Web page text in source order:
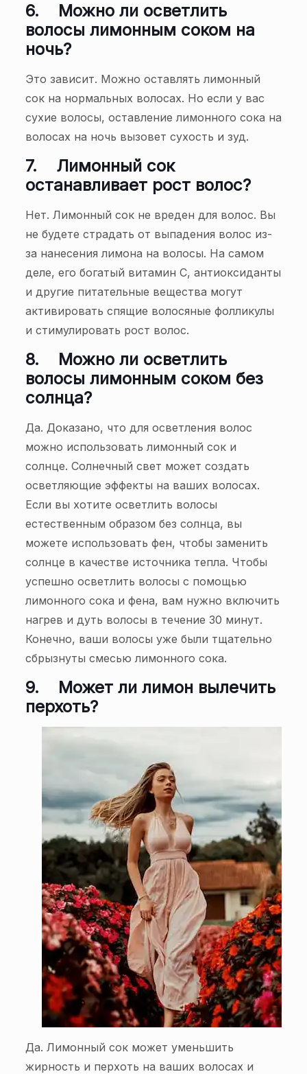
6. Можно ли осветлить
волосы лимонным соком на
ночь?
Это зависит. Можно оставлять лимонный
сок на нормальных волосах. Но если у вас
сухие волосы, оставление лимонного сока на
волосах на ночь вызовет сухость и зуд.
7. Лимонный сок
останавливает рост волос?
Нет. Лимонный сок не вреден для волос. Вы
не будете страдать от выпадения волос из-
за нанесения лимона на волосы. На самом
деле, его богатый витамин С, антиоксиданты
и другие питательные вещества могут
активировать спящие волосяные фолликулы
и стимулировать рост волос.
8. Можно ли осветлить
волосы лимонным соком без
солнца?
Да. Доказано, что для осветления волос
можно использовать лимонный сок и
солнце. Солнечный свет может создать
осветляющие эффекты на ваших волосах.
Если вы хотите осветлить волосы
естественным образом без солнца, вы
можете использовать фен, чтобы заменить
солнце в качестве источника тепла. Чтобы
успешно осветлить волосы с помощью
лимонного сока и фена, вам нужно включить
нагрев и дуть волосы в течение 30 минут.
Конечно, ваши волосы уже были тщательно
сбрызнуты смесью лимонного сока.
9. Может ли лимон вылечить
перхоть?
Да. Лимонный сок может уменьшить
жирность и перхоть на ваших волосах и